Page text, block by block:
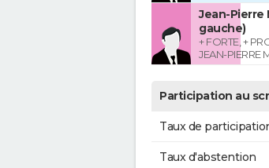
Jean-Pierre
gauche)
+ FORTE, +
JEAN-PIERRE
Participation au
Taux de
Taux d'abstention